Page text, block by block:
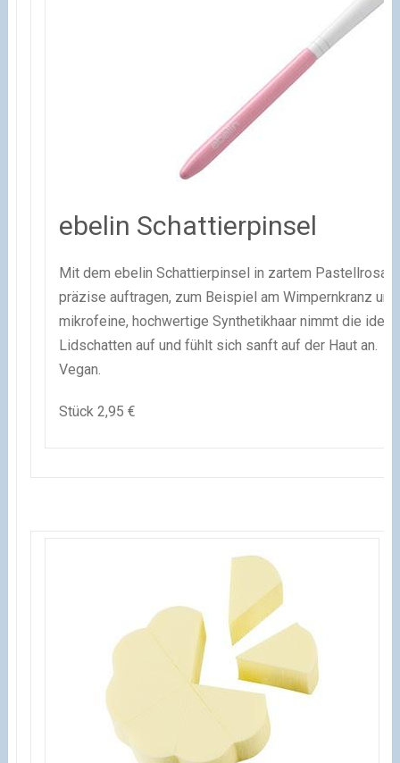
ebelin Schattierpinsel
Mit dem ebelin Schattierpinsel in zartem Pastellrosa
präzise auftragen, zum Beispiel am Wimpernkranz
mikrofeine, hochwertige Synthetikhaar nimmt die
Lidschatten auf und fühlt sich sanft auf der Haut an.
Vegan.
Stück 2,95 €